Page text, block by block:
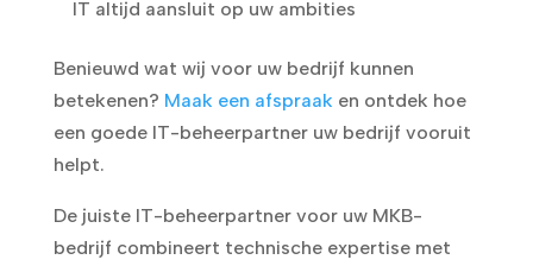
IT altijd aansluit op uw ambities
Benieuwd wat wij voor uw bedrijf kunnen
betekenen? Maak een afspraak en ontdek hoe
een goede IT-beheerpartner uw bedrijf vooruit
helpt.
De juiste IT-beheerpartner voor uw MKB-
bedrijf combineert technische expertise met